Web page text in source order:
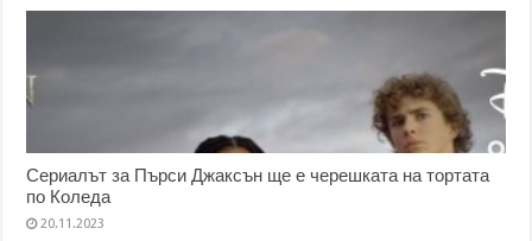
Сериалът за Пърси Джаксън ще е черешката на тортата
по Коледа
20.11.2023